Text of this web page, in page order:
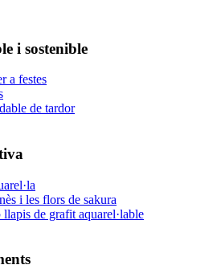
i sostenible
a festes
de tardor
i les flors de sakura
de grafit aquarel·lable